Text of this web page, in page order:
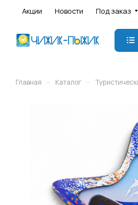
Акции Новости Под заказ
Главная – Каталог –